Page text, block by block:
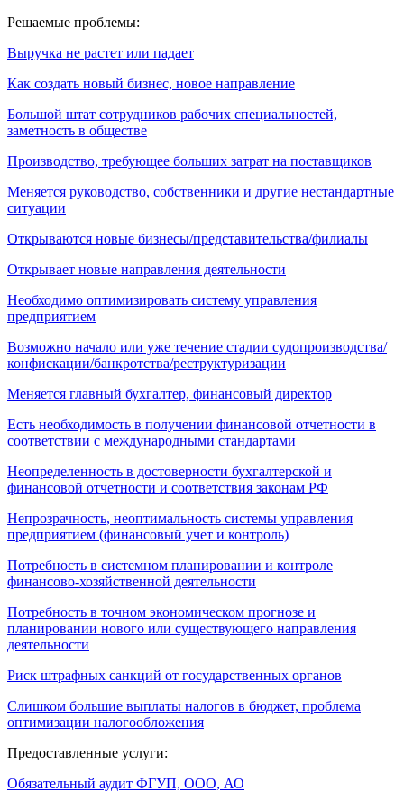
Решаемые проблемы:
Выручка не растет или падает
Как создать новый бизнес, новое направление
Большой штат сотрудников рабочих специальностей,
заметность в обществе
Производство, требующее больших затрат на поставщиков
Меняется руководство, собственники и другие нестандартные
ситуации
Открываются новые бизнесы/представительства/филиалы
Открывает новые направления деятельности
Необходимо оптимизировать систему управления
предприятием
Возможно начало или уже течение стадии судопроизводства/
конфискации/банкротства/реструктуризации
Меняется главный бухгалтер, финансовый директор
Есть необходимость в получении финансовой отчетности в
соответствии с международными стандартами
Неопределенность в достоверности бухгалтерской и
финансовой отчетности и соответствия законам РФ
Непрозрачность, неоптимальность системы управления
предприятием (финансовый учет и контроль)
Потребность в системном планировании и контроле
финансово-хозяйственной деятельности
Потребность в точном экономическом прогнозе и
планировании нового или существующего направления
деятельности
Риск штрафных санкций от государственных органов
Слишком большие выплаты налогов в бюджет, проблема
оптимизации налогообложения
Предоставленные услуги:
Обязательный аудит ФГУП, ООО, АО